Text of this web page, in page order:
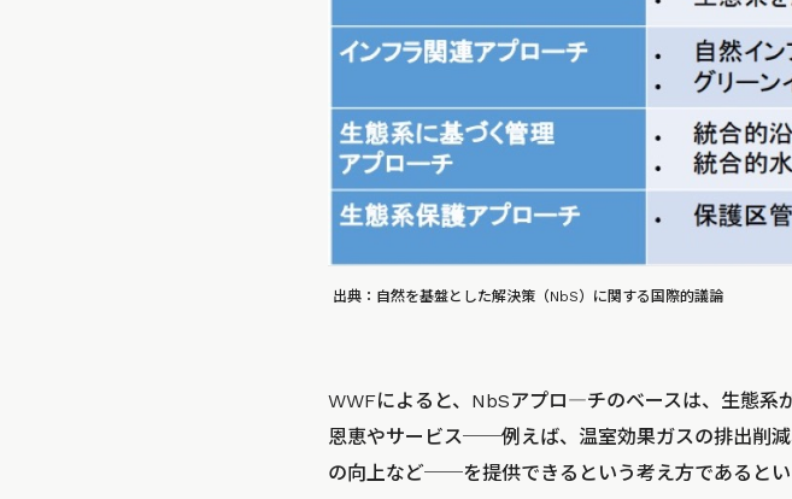
出典：自然を基盤とした解決策（NbS）に関する国際的議論
WWFによると、NbSアプロ―チのベースは、生態系
恩恵やサービス──例えば、温室効果ガスの排出削
の向上など──を提供できるという考え方であるとい